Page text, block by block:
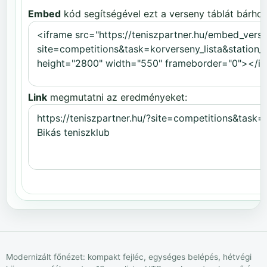
Embed kód segítségével ezt a verseny táblát
Link megmutatni az eredményeket:
Modernizált főnézet: kompakt fejléc, egységes belépés, hétvégi